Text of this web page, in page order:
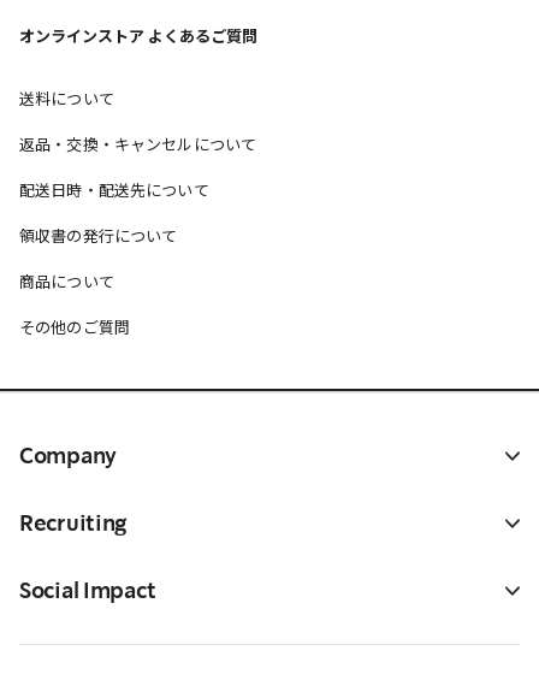
オンラインストア よくあるご質問
送料について
返品・交換・キャンセルについて
配送日時・配送先について
領収書の発行について
商品について
その他のご質問
Company
Recruiting
Social Impact